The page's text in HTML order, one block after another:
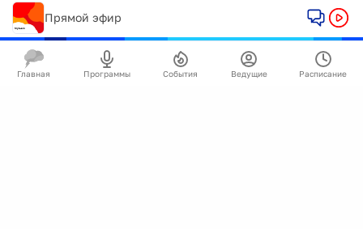
Прямой эфир
Главная Программы События Ведущие Расписание